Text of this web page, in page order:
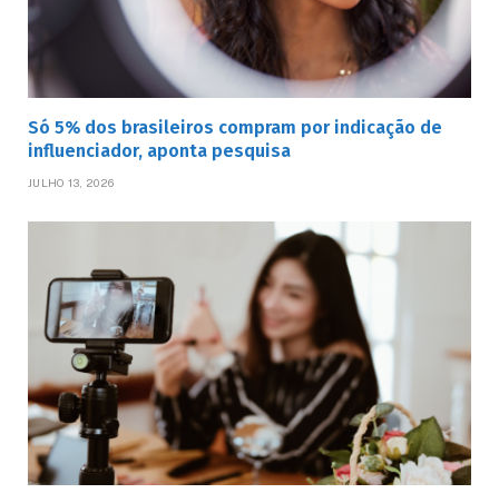
Só 5% dos brasileiros compram por indicação de
influenciador, aponta pesquisa
JULHO 13, 2026